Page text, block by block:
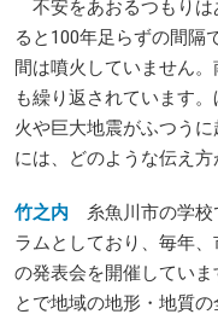
不安をあおるつもりは
ると100年足らずの間隔
間は噴火していません
も繰り返されています
火や巨大地震がふつう
には、どのような伝え方
竹之内
糸魚川市の学
ラムとしており、毎年
の発表会を開催してい
とで地域の地形・地質